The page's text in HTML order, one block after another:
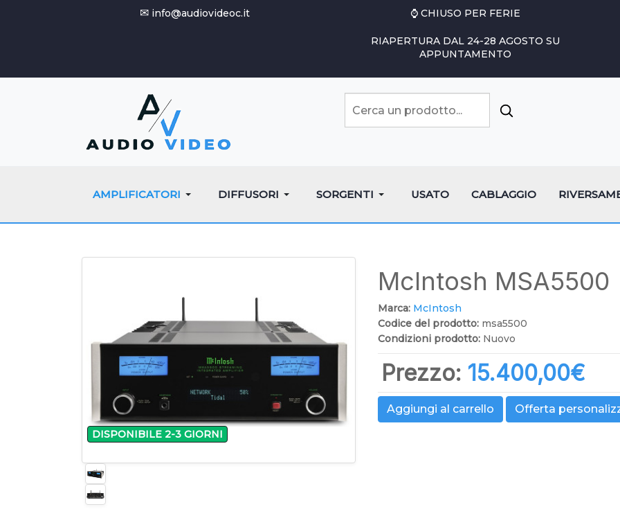
✉ info@audiovideoc.it ⌚ CHIUSO PER FERIE
RIAPERTURA DAL 24-28 AGOSTO SU
APPUNTAMENTO
AMPLIFICATORI DIFFUSORI SORGENTI USATO CABLAGGIO
DISPONIBILE 2-3 GIORNI
McIntosh MSA5500
Marca: McIntosh
Codice del prodotto: msa5500
Condizioni prodotto: Nuovo
Prezzo: 15.400,00‎€
Aggiungi al carrello Offerta